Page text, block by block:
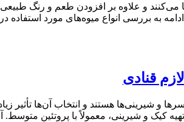
می‌کنند و علاوه بر افزودن طعم و رنگ
به بررسی انواع میوه‌های مورد استفاده
قنادی
کیک و شیرینی، معمولاً با پروتئین